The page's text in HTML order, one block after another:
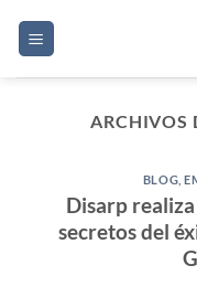
ARCHIVOS
BLOG ,
Disarp
secretos del